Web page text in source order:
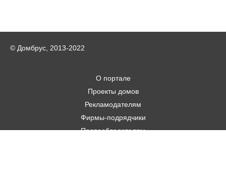
© Домбрус, 2013-2022
О портале
Проекты домов
Рекламодателям
Фирмы-подрядчики
Правообладателям